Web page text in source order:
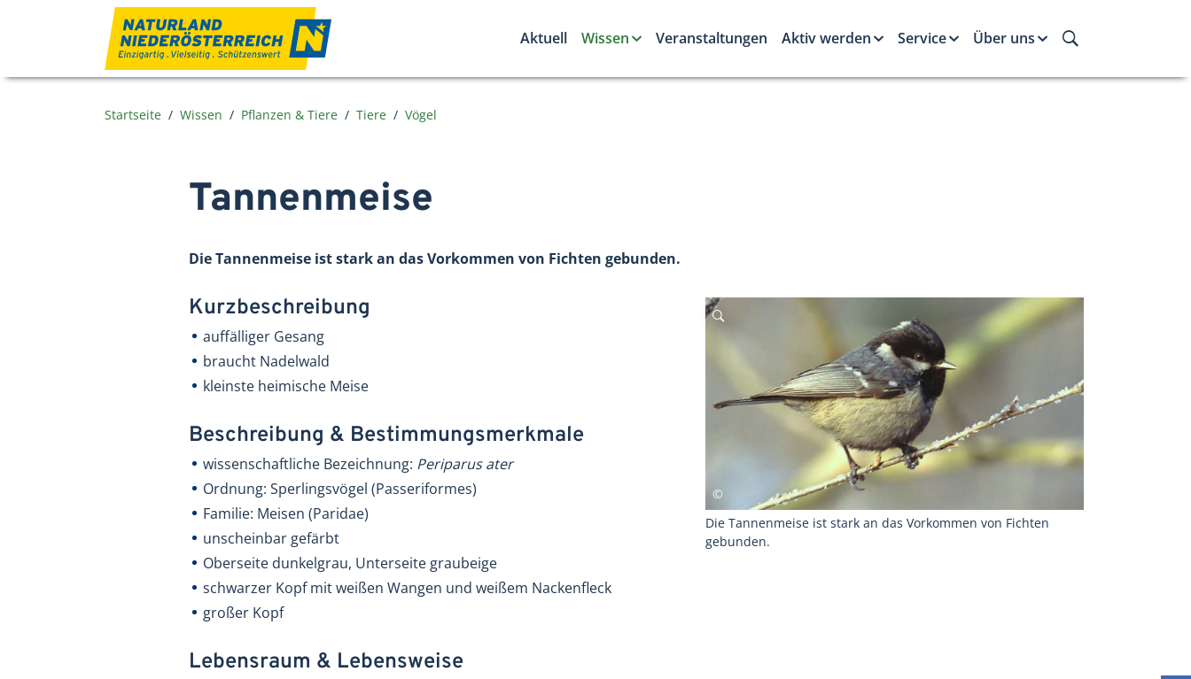
Aktuell
Wissen Veranstaltungen Aktiv werden Service Über uns
Startseite Wissen Pflanzen & Tiere Tiere Vögel
Tannenmeise
Die Tannenmeise ist stark an das Vorkommen von Fichten gebunden.
Die Tannenmeise ist stark an das Vorkommen von Fichten
gebunden.
Kurzbeschreibung
auffälliger Gesang
braucht Nadelwald
kleinste heimische Meise
Beschreibung & Bestimmungsmerkmale
wissenschaftliche Bezeichnung: Periparus ater
Ordnung: Sperlingsvögel (Passeriformes)
Familie: Meisen (Paridae)
unscheinbar gefärbt
Oberseite dunkelgrau, Unterseite graubeige
schwarzer Kopf mit weißen Wangen und weißem Nackenfleck
großer Kopf
Lebensraum & Lebensweise